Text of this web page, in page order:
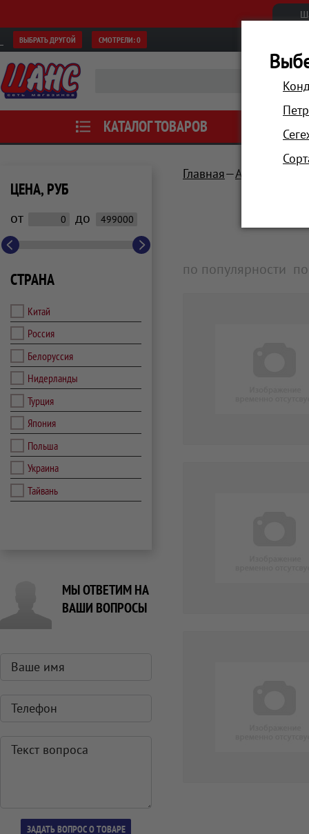
ВЫБРАТЬ ДРУГОЙ СМОТРЕЛИ:0
КАТАЛОГ ТОВАРОВ АКЦИИ
ЦЕНА, РУБ
от до
СТРАНА
Китай
Россия
Белоруссия
Нидерланды
Турция
Япония
Польша
Украина
Тайвань
МЫ ОТВЕТИМ НА
ВАШИ ВОПРОСЫ
Главная Аксессуары
по популярности